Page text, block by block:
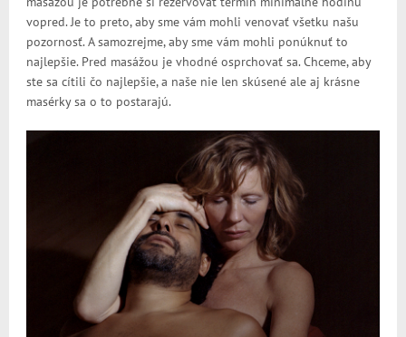
vopred. Je to preto, aby sme vám mohli venovať všetku našu
pozornosť. A samozrejme, aby sme vám mohli ponúknuť to
najlepšie. Pred masážou je vhodné osprchovať sa. Chceme, aby
ste sa cítili čo najlepšie, a naše nie len skúsené ale aj krásne
masérky sa o to postarajú.